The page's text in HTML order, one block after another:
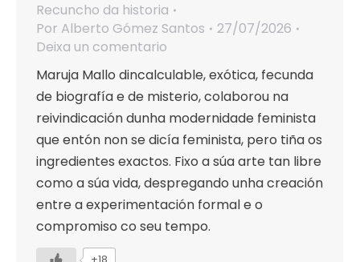
Recuncho da historia
Por Alberto Gómez Santos
27/07/2026
Deixa un comentario
Maruja Mallo dincalculable, exótica, fecunda
de biografía e de misterio, colaborou na
reivindicación dunha modernidade feminista
que entón non se dicía feminista, pero tiña os
ingredientes exactos. Fixo a súa arte tan libre
como a súa vida, despregando unha creación
entre a experimentación formal e o
compromiso co seu tempo.